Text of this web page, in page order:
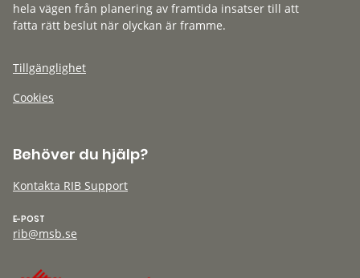
hela vägen från planering av framtida insatser till att
fatta rätt beslut när olyckan är framme.
Tillgänglighet
Cookies
Behöver du hjälp?
Kontakta RIB Support
E-POST
rib@msb.se